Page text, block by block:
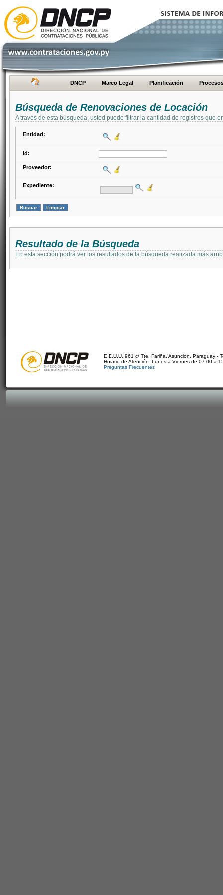
DNCP Marco Legal Planificación Procesos
Búsqueda de Renovaciones de Locación
A través de esta búsqueda, usted puede filtrar la cantidad de registros que
Entidad:
Id:
Proveedor:
Expediente:
Resultado de la Búsqueda
En esta sección podrá ver los resultados de la búsqueda realizada más
E.E.U.U. 961 c/ Tte. Fariña. Asunción, Paraguay -
Horario de Atención: Lunes a Viernes de 07:00 a
Preguntas Frecuentes